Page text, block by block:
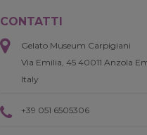
CONTATTI
Gelato Museum Carpigiani
Via Emilia, 45 40011 Anzola
Italy
+39 051 6505306